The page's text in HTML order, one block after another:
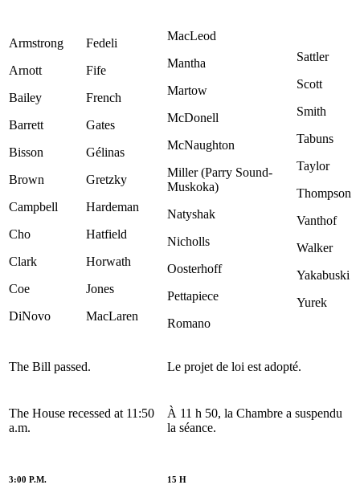
Armstrong
Arnott
Bailey
Barrett
Bisson
Brown
Campbell
Cho
Clark
Coe
DiNovo
Fedeli
Fife
French
Gates
Gélinas
Gretzky
Hardeman
Hatfield
Horwath
Jones
MacLaren
MacLeod
Mantha
Martow
McDonell
McNaughton
Miller (Parry Sound-
Muskoka)
Natyshak
Nicholls
Oosterhoff
Pettapiece
Romano
Sattler
Scott
Smith
Tabuns
Taylor
Thompson
Vanthof
Walker
Yakabuski
Yurek
The Bill passed. Le projet de loi est adopté.
The House recessed at 11:50
a.m.
À 11 h 50, la Chambre a suspendu
la séance.
3:00 P.M. 15 H